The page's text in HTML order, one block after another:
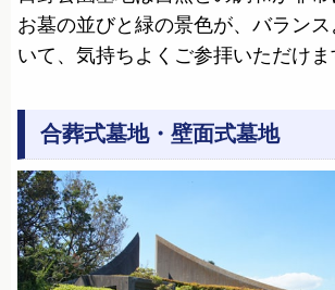
お墓の並びと緑の景色が、バラン
いて、気持ちよくご参拝いただけま
合葬式墓地・壁面式墓地